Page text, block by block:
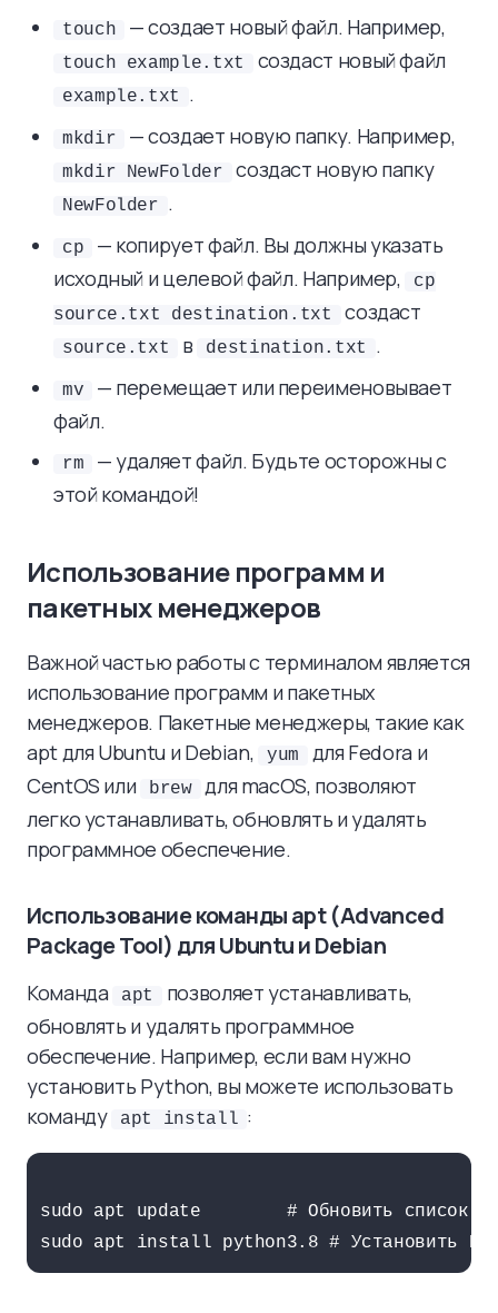
touch — создает новый файл. Например,
touch example.txt создаст новый файл
example.txt .
mkdir — создает новую папку. Например,
mkdir NewFolder создаст новую папку
NewFolder .
cp
— копирует файл. Вы должны указать
исходный и целевой файл. Например,
cp
source.txt destination.txt
создаст
source.txt в destination.txt .
mv
— перемещает или переименовывает
файл.
rm
— удаляет файл. Будьте осторожны с
этой командой!
Использование программ и
пакетных менеджеров
Важной частью работы с терминалом является
использование программ и пакетных
менеджеров. Пакетные менеджеры, такие как
apt для Ubuntu и Debian,
yum
для Fedora и
CentOS или
brew
для macOS, позволяют
легко устанавливать, обновлять и удалять
программное обеспечение.
Использование команды apt (Advanced
Package Tool) для Ubuntu и Debian
Команда apt
позволяет устанавливать,
обновлять и удалять программное
обеспечение. Например, если вам нужно
установить Python, вы можете использовать
команду
apt install :
sudo apt update        # Обновить список